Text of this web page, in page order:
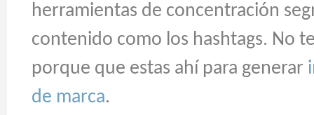
herramientas de concentración
contenido como los hashtags. No
porque que estas ahí para generar
de marca.